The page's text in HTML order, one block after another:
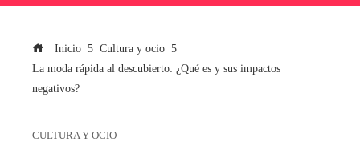
Inicio
Cultura y ocio
La moda rápida al descubierto: ¿Qué es y sus impactos
negativos?
CULTURA Y OCIO